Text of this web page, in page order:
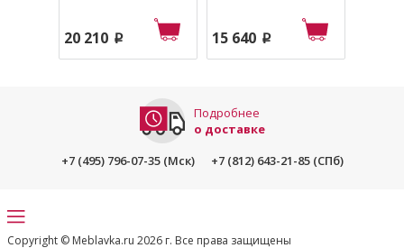
20 210 p 15 640 p
Подробнее
о доставке
+7 (495) 796-07-35 (Мск)
+7 (812) 643-21-85 (СПб)
Copyright © Meblavka.ru 2026 г. Все права защищены